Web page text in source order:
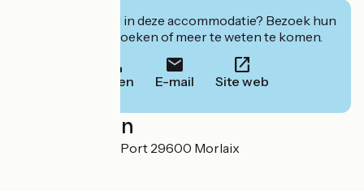
Geïnteresseerd in deze accommodatie? Bezoek hun
website om te boeken of meer te weten te komen.
Bellen E-mail Site web
Localisation
10 voie d'accès au Port 29600 Morlaix